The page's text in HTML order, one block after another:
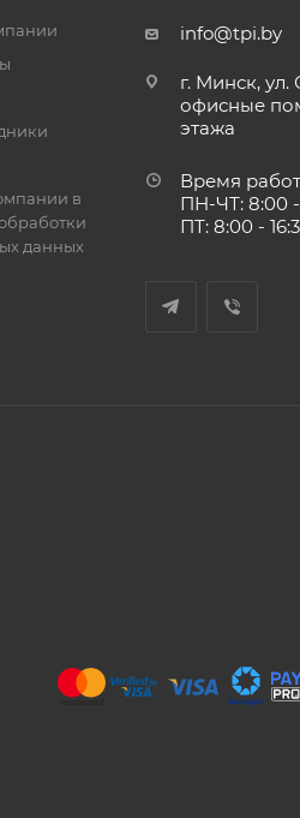
в
данных
info@tpi.by
г. Минск, ул.
офисные
этажа
Время
ПН-ЧТ: 8:00 -
ПТ: 8:00 -